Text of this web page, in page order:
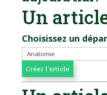
Un
Choisissez un